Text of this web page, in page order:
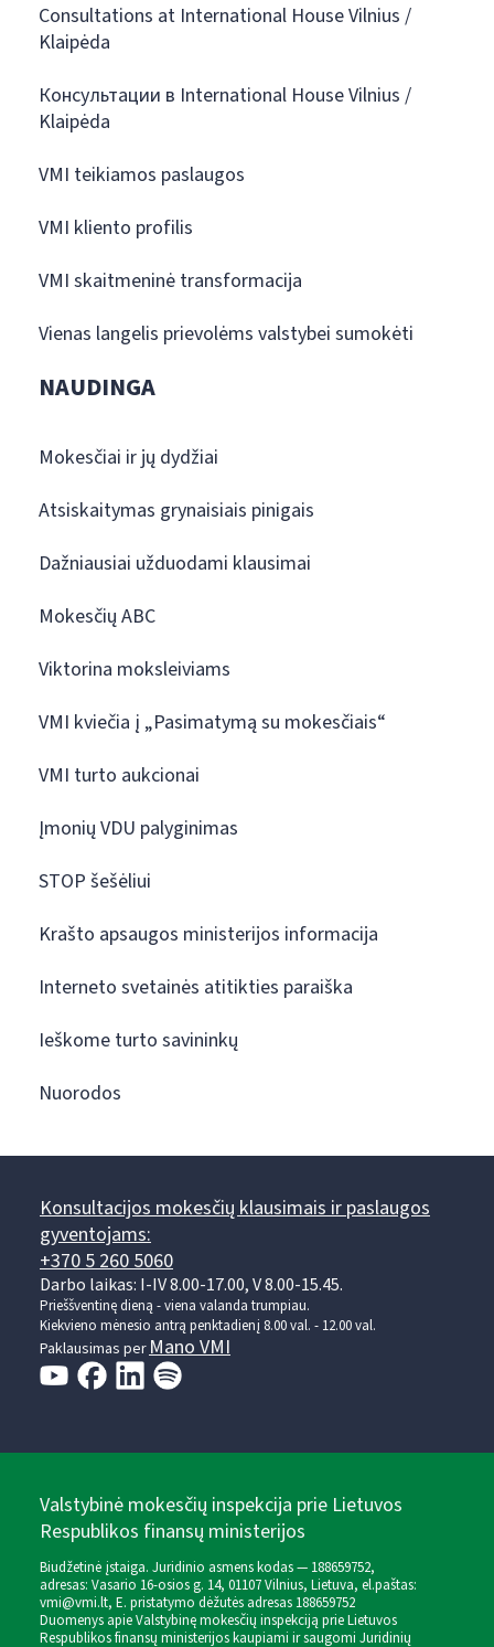
Consultations at International House Vilnius /
Klaipėda
Консультации в International House Vilnius /
Klaipėda
VMI teikiamos paslaugos
VMI kliento profilis
VMI skaitmeninė transformacija
Vienas langelis prievolėms valstybei sumokėti
NAUDINGA
Mokesčiai ir jų dydžiai
Atsiskaitymas grynaisiais pinigais
Dažniausiai užduodami klausimai
Mokesčių ABC
Viktorina moksleiviams
VMI kviečia į „Pasimatymą su mokesčiais“
VMI turto aukcionai
Įmonių VDU palyginimas
STOP šešėliui
Krašto apsaugos ministerijos informacija
Interneto svetainės atitikties paraiška
Ieškome turto savininkų
Nuorodos
Konsultacijos mokesčių klausimais ir paslaugos
gyventojams:
+370 5 260 5060
Darbo laikas: I-IV 8.00-17.00, V 8.00-15.45.
Prieššventinę dieną - viena valanda trumpiau.
Kiekvieno mėnesio antrą penktadienį 8.00 val. - 12.00 val.
Paklausimas per Mano VMI
Valstybinė mokesčių inspekcija prie Lietuvos
Respublikos finansų ministerijos
Biudžetinė įstaiga. Juridinio asmens kodas — 188659752,
adresas: Vasario 16-osios g. 14, 01107 Vilnius, Lietuva, el.paštas:
vmi@vmi.lt, E. pristatymo dėžutės adresas 188659752
Duomenys apie Valstybinę mokesčių inspekciją prie Lietuvos
Respublikos finansų ministerijos kaupiami ir saugomi Juridinių